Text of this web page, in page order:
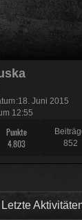
ich auch
.
haben und
für Forum
bei mir sind es
so um locker
ätzend, wie
Punkte
4.803
852
18. Juni 2015
12:55
Letzte